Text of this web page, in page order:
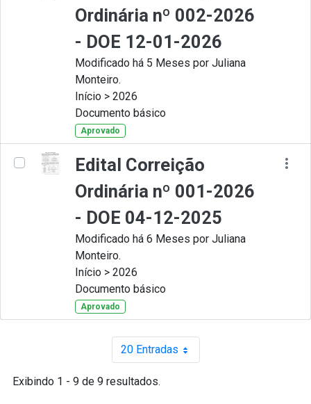
Ordinária nº 002-2026
- DOE 12-01-2026
Modificado há 5 Meses por Juliana
Monteiro.
Início > 2026
Documento básico
Aprovado
Edital Correição
Ordinária nº 001-2026
- DOE 04-12-2025
Modificado há 6 Meses por Juliana
Monteiro.
Início > 2026
Documento básico
Aprovado
20 EntradasPor página
Exibindo 1 - 9 de 9 resultados.